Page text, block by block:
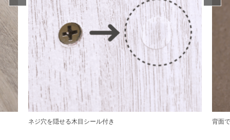
ネジ穴を隠せる木目シール付き 背面